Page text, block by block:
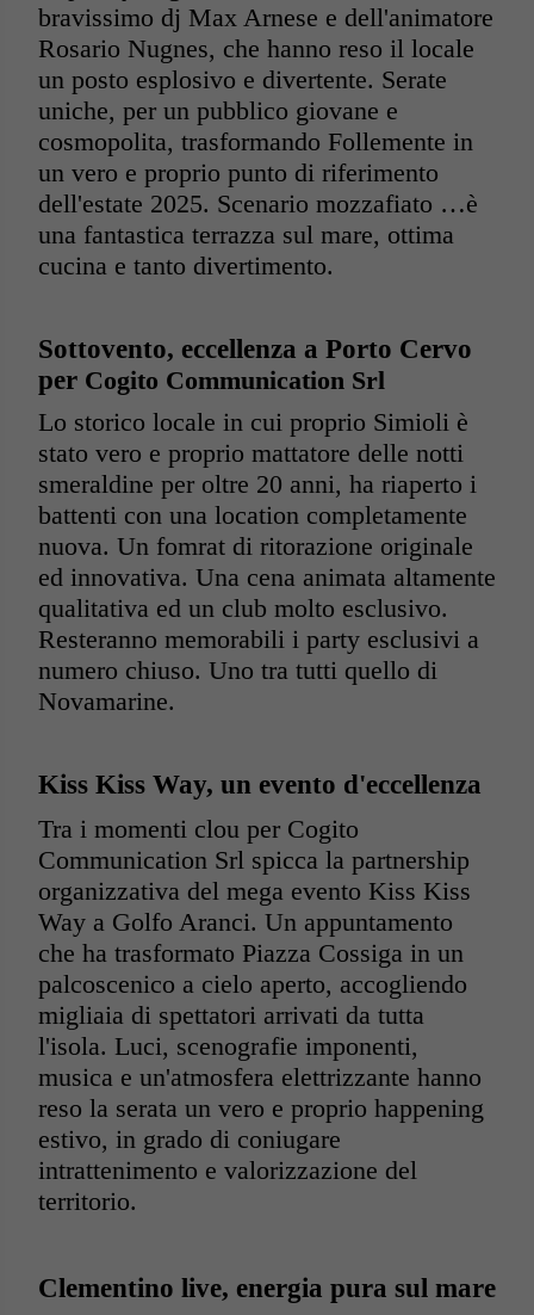
bravissimo dj Max Arnese e dell'animatore
Rosario Nugnes, che hanno reso il locale
un posto esplosivo e divertente. Serate
uniche, per un pubblico giovane e
cosmopolita, trasformando Follemente in
un vero e proprio punto di riferimento
dell'estate 2025. Scenario mozzafiato …è
una fantastica terrazza sul mare, ottima
cucina e tanto divertimento.
Sottovento, eccellenza a Porto Cervo
per Cogito Communication Srl
Lo storico locale in cui proprio Simioli è
stato vero e proprio mattatore delle notti
smeraldine per oltre 20 anni, ha riaperto i
battenti con una location completamente
nuova. Un fomrat di ritorazione originale
ed innovativa. Una cena animata altamente
qualitativa ed un club molto esclusivo.
Resteranno memorabili i party esclusivi a
numero chiuso. Uno tra tutti quello di
Novamarine.
Kiss Kiss Way, un evento d'eccellenza
Tra i momenti clou per Cogito
Communication Srl spicca la partnership
organizzativa del mega evento Kiss Kiss
Way a Golfo Aranci. Un appuntamento
che ha trasformato Piazza Cossiga in un
palcoscenico a cielo aperto, accogliendo
migliaia di spettatori arrivati da tutta
l'isola. Luci, scenografie imponenti,
musica e un'atmosfera elettrizzante hanno
reso la serata un vero e proprio happening
estivo, in grado di coniugare
intrattenimento e valorizzazione del
territorio.
Clementino live, energia pura sul mare